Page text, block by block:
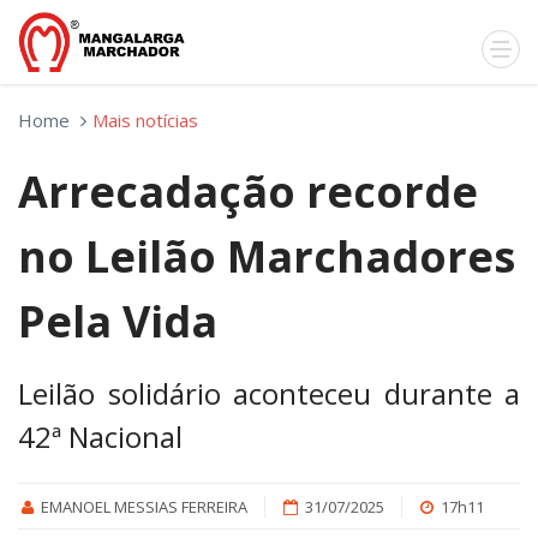
Home Mais notícias
Arrecadação recorde
no Leilão Marchadores
Pela Vida
Leilão solidário aconteceu durante a
42ª Nacional
EMANOEL MESSIAS FERREIRA 31/07/2025 17h11